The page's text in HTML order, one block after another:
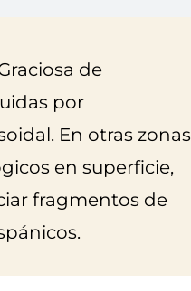
de
por
En otras zonas
en superficie,
fragmentos de